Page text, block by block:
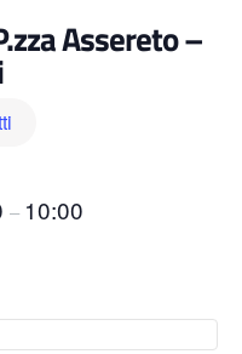
Assereto –
– 10:00